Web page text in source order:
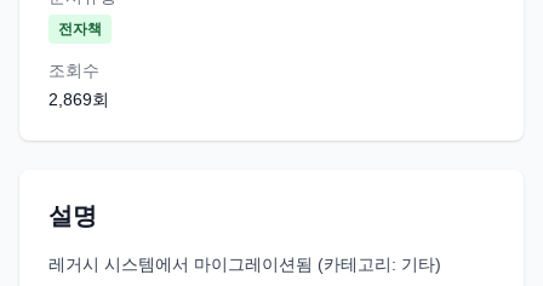
전자책
조회수
2,869회
설명
레거시 시스템에서 마이그레이션됨 (카테고리: 기타)